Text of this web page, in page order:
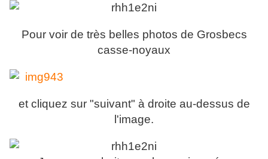
Pour voir de très belles photos de Grosbecs
casse-noyaux
et cliquez sur "suivant" à droite au-dessus de
l'image.